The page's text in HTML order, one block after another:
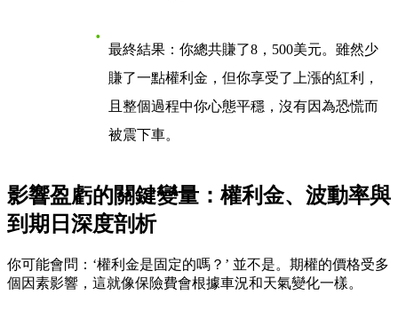
最終結果 ：你總共賺了8，500美元。雖然少
賺了一點權利金，但你享受了上漲的紅利，
且整個過程中你心態平穩，沒有因為恐慌而
被震下車。
影響盈虧的關鍵變量：權利金、波動率與
到期日深度剖析
你可能會問：‘權利金是固定的嗎？’ 並不是。期權的價格受多
個因素影響，這就像保險費會根據車況和天氣變化一樣。